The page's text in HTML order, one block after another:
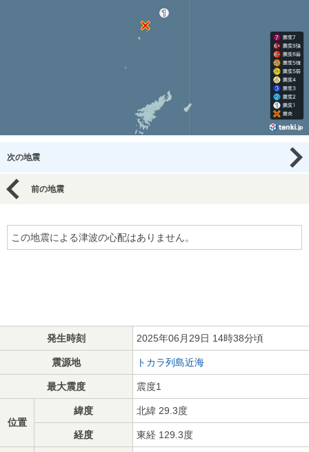
次の地震
前の地震
この地震による津波の心配はありません。
発生時刻 2025年06月29日 14時38分頃
震源地 トカラ列島近海
最大震度 震度1
位置
緯度 北緯 29.3度
経度 東経 129.3度